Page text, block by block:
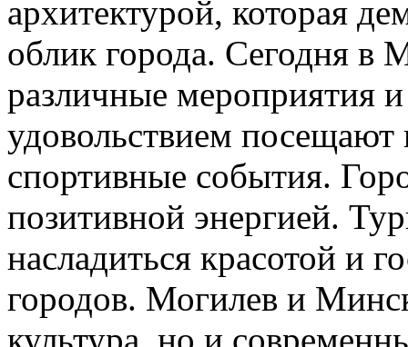
архитектурой, которая
облик города. Сегодня в
различные мероприятия
удовольствием
спортивные события.
позитивной энергией.
насладиться красотой и
городов. Могилев и
культура, но и